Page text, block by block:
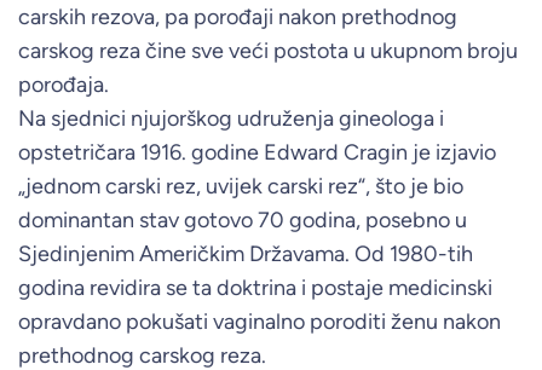
carskih rezova, pa porođaji nakon prethodnog
carskog reza čine sve veći postota u ukupnom broju
porođaja.
Na sjednici njujorškog udruženja gineologa i
opstetričara 1916. godine Edward Cragin je izjavio
„jednom carski rez, uvijek carski rez“, što je bio
dominantan stav gotovo 70 godina, posebno u
Sjedinjenim Američkim Državama. Od 1980-tih
godina revidira se ta doktrina i postaje medicinski
opravdano pokušati vaginalno poroditi ženu nakon
prethodnog carskog reza.